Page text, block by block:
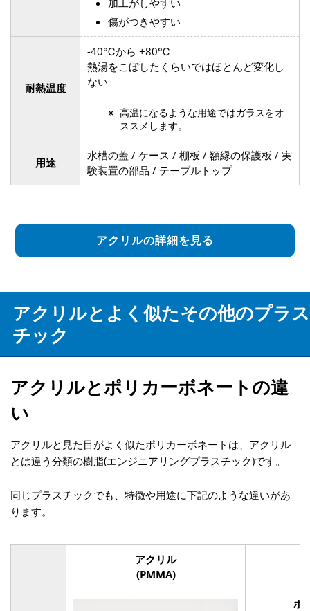
傷がつきやすい
耐熱温度
-40℃から +80℃
熱湯をこぼしたくらいではほとんど変化し
ない
高温になるような用途ではガラスをオ
ススメします。
用途
水槽の蓋 / ケース / 棚板 / 額縁の保護板 / 実
験装置の部品 / テーブルトップ
アクリルの詳細を見る
アクリルとよく似たその他のプラス
チック
アクリルとポリカーボネートの違
い
アクリルと見た目がよく似たポリカーボネート は、 アクリル
とは違う分類の樹脂(エンジニアリングプラスチック)です。
同じプラスチックでも、特徴や用途に下記のような違いがあ
ります。
アクリル
(PMMA)
ポ